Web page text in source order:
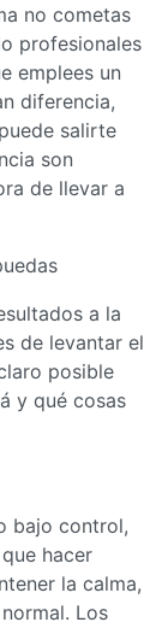
no cometas
profesionales
emplees un
diferencia,
salirte
son
de llevar a
a la
de levantar el
posible
y qué cosas
bajo control,
hacer
la calma,
Los